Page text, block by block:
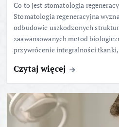
Co to jest stomatologia
Stomatologia regeneracyjna
odbudowie uszkodzonych
zaawansowanych metod
przywrócenie integralności
Czytaj więcej